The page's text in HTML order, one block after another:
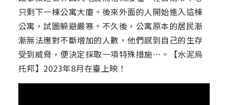
只剩下一棟公寓大廈。後來外面的人開始進入這棟
公寓，試圖躲避嚴寒。不久後，公寓原本的居民漸
漸無法應對不斷增加的人數，他們感到自己的生存
受到威脅，便決定採取一項特殊措施…。【水泥烏
托邦】2023年8月在臺上映！